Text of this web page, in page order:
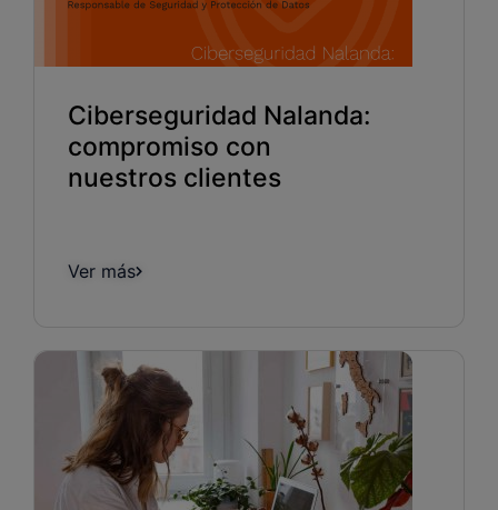
Ciberseguridad Nalanda:
compromiso con
nuestros clientes
Ver más